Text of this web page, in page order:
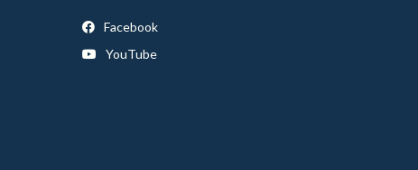
Facebook
YouTube